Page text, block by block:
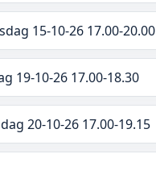
15-10-26 17.00-20.00
19-10-26 17.00-18.30
20-10-26 17.00-19.15